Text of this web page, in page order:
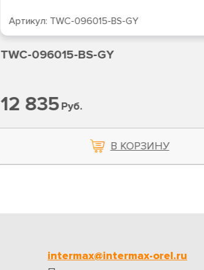
Артикул: TWC-096015-BS-GY
TWC-096015-BS-GY
12 835Руб.
В КОРЗИНУ
intermax@intermax-orel.ru